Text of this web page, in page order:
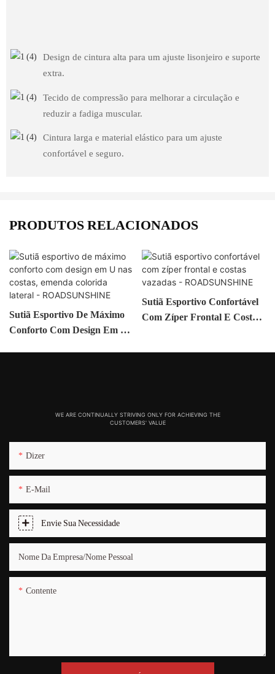
Design de cintura alta para um ajuste lisonjeiro e suporte
extra.
Tecido de compressão para melhorar a circulação e
reduzir a fadiga muscular.
Cintura larga e material elástico para um ajuste
confortável e seguro.
PRODUTOS RELACIONADOS
Sutiã Esportivo De Máximo
Conforto Com Design Em U
Sutiã Esportivo Confortável
Com Zíper Frontal E Costas
WE ARE CONTINUALLY STRIVING ONLY FOR ACHIEVING THE
CUSTOMERS' VALUE
Dizer
E-Mail
Envie Sua Necessidade
Nome Da Empresa/nome Pessoal
Contente